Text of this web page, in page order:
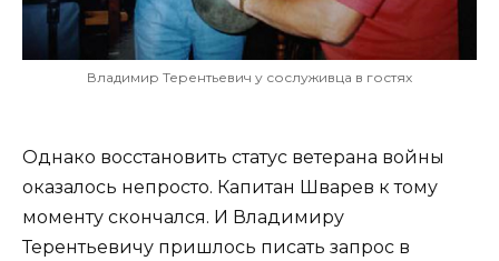
Владимир Терентьевич у сослуживца в гостях
Однако восстановить статус ветерана войны
оказалось непросто. Капитан Шварев к тому
моменту скончался. И Владимиру
Терентьевичу пришлось писать запрос в